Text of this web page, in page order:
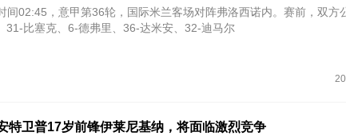
间02:45，意甲第36轮，国际米兰客场对阵弗洛西诺内。赛前，双方
31-比塞克、6-德弗里、36-达米安、32-迪马尔
特卫普17岁前锋伊莱尼基纳，将面临激烈竞争